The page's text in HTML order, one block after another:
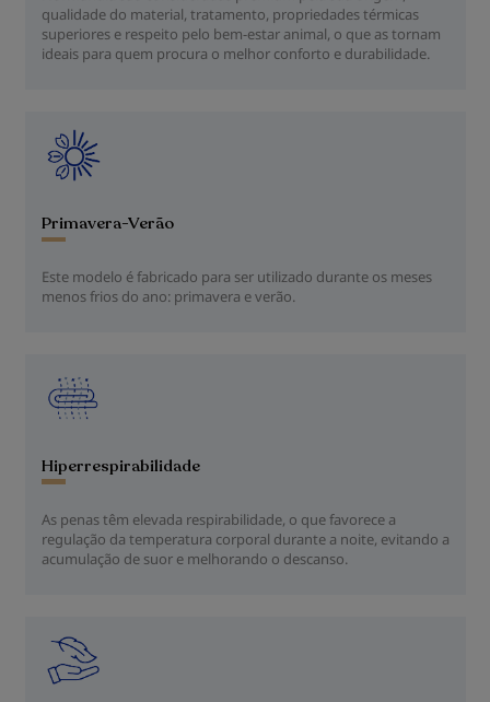
qualidade do material, tratamento, propriedades térmicas
superiores e respeito pelo bem-estar animal, o que as tornam
ideais para quem procura o melhor conforto e durabilidade.
Primavera-Verão
Este modelo é fabricado para ser utilizado durante os meses
menos frios do ano: primavera e verão.
Hiperrespirabilidade
As penas têm elevada respirabilidade, o que favorece a
regulação da temperatura corporal durante a noite, evitando a
acumulação de suor e melhorando o descanso.